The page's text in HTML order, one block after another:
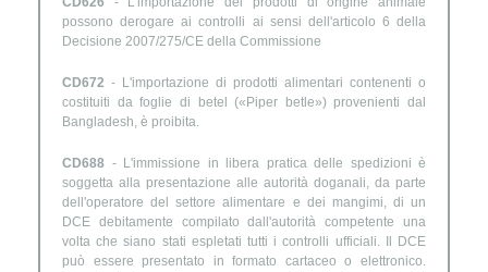
possono derogare ai controlli ai sensi dell'articolo 6 della
Decisione 2007/275/CE della Commissione
CD672 - L'importazione di prodotti alimentari contenenti o
costituiti da foglie di betel («Piper betle») provenienti dal
Bangladesh, è proibita.
CD688 - L'immissione in libera pratica delle spedizioni è
soggetta alla presentazione alle autorità doganali, da parte
dell'operatore del settore alimentare e dei mangimi, di un
DCE debitamente compilato dall'autorità competente una
volta che siano stati espletati tutti i controlli ufficiali. Il DCE
può essere presentato in formato cartaceo o elettronico.